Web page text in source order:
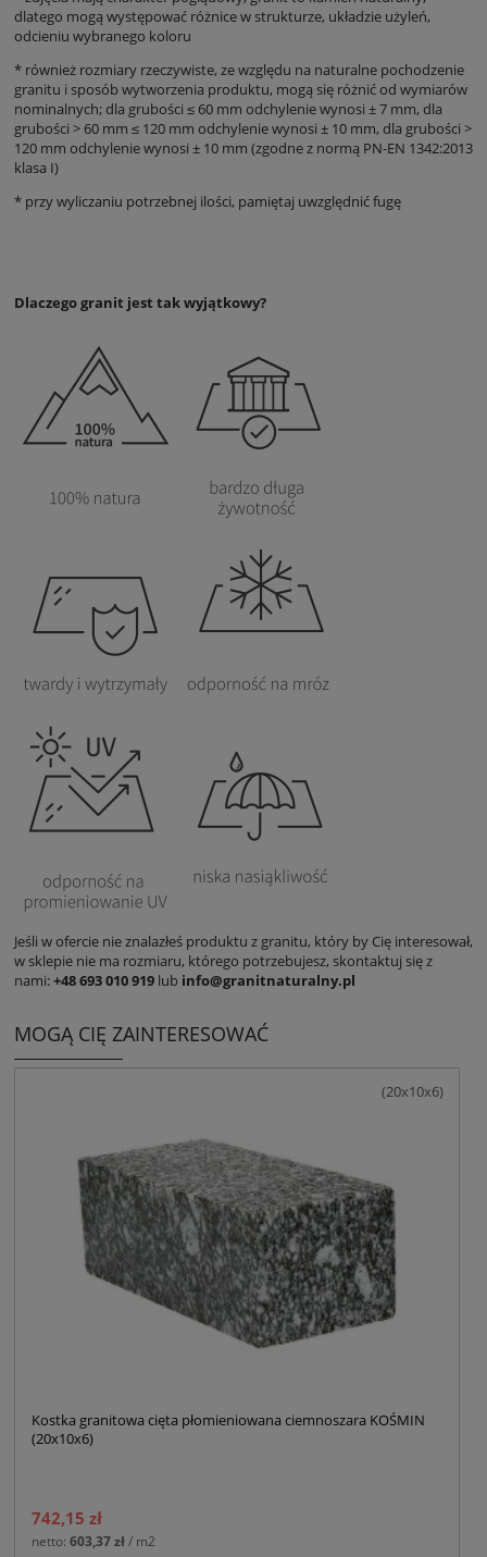
dlatego mogą występować różnice w strukturze, układzie użyleń,
odcieniu wybranego koloru
* również rozmiary rzeczywiste, ze względu na naturalne pochodzenie
granitu i sposób wytworzenia produktu, mogą się różnić od wymiarów
nominalnych;dla grubości ≤ 60 mm odchylenie wynosi ± 7 mm, dla
grubości > 60 mm ≤ 120 mm odchylenie wynosi ± 10 mm, dla grubości >
120 mm odchylenie wynosi ± 10 mm (zgodne z normą PN-EN 1342:2013
klasa I)
* przy wyliczaniu potrzebnej ilości, pamiętaj uwzględnić fugę
Dlaczego granit jest tak wyjątkowy?
Jeśli w ofercie nie znalazłeś produktu z granitu, który by Cię interesował,
w sklepie nie ma rozmiaru, którego potrzebujesz, skontaktuj się z
nami:+48 693 010 919 lub info@granitnaturalny.pl
MOGĄ CIĘ ZAINTERESOWAĆ
Kostka granitowa cięta płomieniowana ciemnoszara KOŚMIN
(20x10x6)
742,15 zł
netto: 603,37 zł/ m2
(20x10x6)